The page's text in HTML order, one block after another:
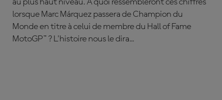
au plus haut niveau. À quoi ressembleront ces chiffres
lorsque Marc Márquez passera de Champion du
Monde en titre à celui de membre du Hall of Fame
MotoGP™ ? L'histoire nous le dira...